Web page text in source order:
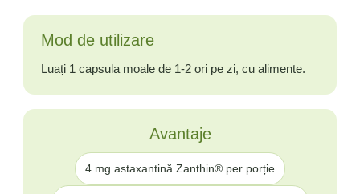
Mod de utilizare
Luați 1 capsula moale de 1-2 ori pe zi, cu alimente.
Avantaje
4 mg astaxantină Zanthin® per porție